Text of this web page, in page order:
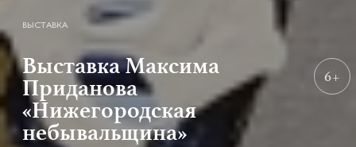
ВЫСТАВКА
Выставка Максима
Приданова
«Нижегородская
небывальщина»
6+